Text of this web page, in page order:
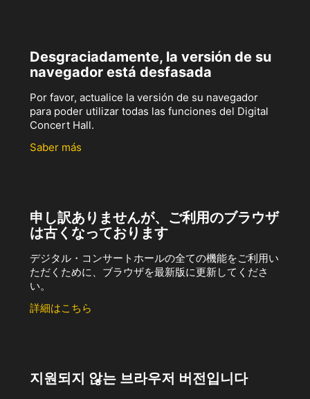
Desgraciadamente, la versión de su
navegador está desfasada
Por favor, actualice la versión de su navegador
para poder utilizar todas las funciones del Digital
Concert Hall.
Saber más
申し訳ありませんが、ご利用のブラウザ
は古くなっております
デジタル・コンサートホールの全ての機能をご利用い
ただくために、ブラウザを最新版に更新してくださ
い。
詳細はこちら
지원되지 않는 브라우저 버전입니다